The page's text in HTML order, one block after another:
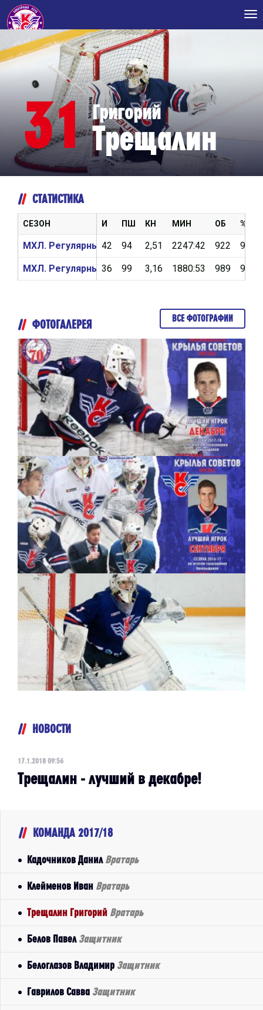
31 Григорий
Трещалин
СТАТИСТИКА
И ПШ КН МИН ОБ %ОБ
42 94 2,51 2247:42 922
36 99 3,16 1880:53 989
СЕЗОН
МХЛ. Регулярный чемпионат 2017/2018
МХЛ. Регулярный чемпионат 2016/2017
ФОТОГАЛЕРЕЯ ВСЕ ФОТОГРАФИИ
НОВОСТИ
17.1.2018 09:56
Трещалин - лучший в декабре!
КОМАНДА 2017/18
Кадочников Данил Вратарь
Клейменов Иван Вратарь
Трещалин Григорий Вратарь
Белов Павел Защитник
Белоглазов Владимир Защитник
Гаврилов Савва Защитник